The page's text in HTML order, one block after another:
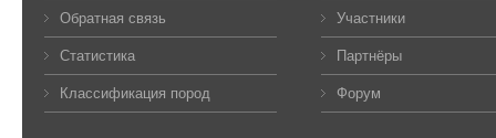
Обратная связь
Статистика
Классификация пород
Участники
Партнёры
Форум